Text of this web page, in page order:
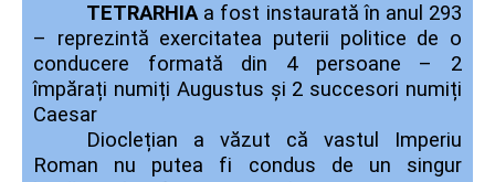
TETRARHIA a fost instaurată în anul 293
– reprezintă exercitatea puterii politice de o
conducere formată din 4 persoane – 2
împărați numiți Augustus și 2 succesori numiți
Caesar
Dioclețian a văzut că vastul Imperiu
Roman nu putea fi condus de un singur